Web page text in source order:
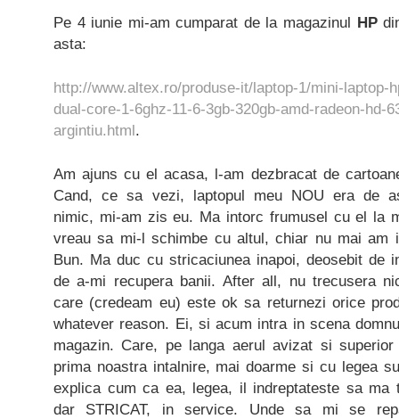
Pe 4 iunie mi-am cumparat de la magazinul HP
asta:
http://www.altex.ro/produse-it/laptop-1/mini-laptop-
dual-core-1-6ghz-11-6-3gb-320gb-amd-radeon-hd-
argintiu.html.
Am ajuns cu el acasa, l-am dezbracat de
Cand, ce sa vezi, laptopul meu NOU era de
nimic, mi-am zis eu. Ma intorc frumusel cu el la
vreau sa mi-l schimbe cu altul, chiar nu mai am
Bun. Ma duc cu stricaciunea inapoi, deosebit de
de a-mi recupera banii. After all, nu trecusera
care (credeam eu) este ok sa returnezi orice
whatever reason. Ei, si acum intra in scena
magazin. Care, pe langa aerul avizat si
prima noastra intalnire, mai doarme si cu legea
explica cum ca ea, legea, il indreptateste sa ma
dar STRICAT, in service. Unde sa mi se